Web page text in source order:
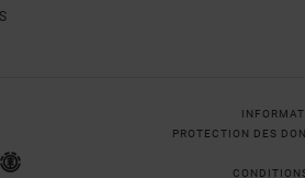
PROTECTION DES